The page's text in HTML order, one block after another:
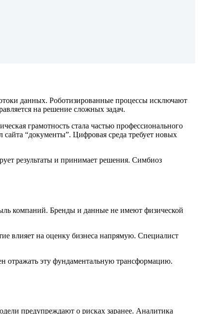
данных. Роботизированные процессы исключают
на решение сложных задач.
грамотность стала частью профессионального
“документы”. Цифровая среда требует новых
результаты и принимает решения. Симбиоз
компаний. Бренды и данные не имеют физической
влияет на оценку бизнеса напрямую. Специалист
отражать эту фундаментальную трансформацию.
предупреждают о рисках заранее. Аналитика